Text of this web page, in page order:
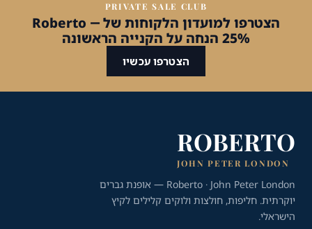
PRIVATE SALE CLUB
הצטרפו למועדון הלקוחות של Roberto —
25% הנחה על הקנייה הראשונה
הצטרפו עכשיו
ROBERTO
JOHN PETER LONDON
Roberto · John Peter London — אופנת גברים
יוקרתית. חליפות, חולצות ולוקים קלילים לקיץ
הישראלי.
כלי נגישות